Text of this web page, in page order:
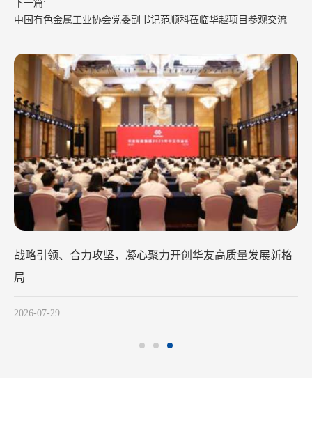
上一篇:
载誉启新程 奋进十五五 | 桐乡市三级干部大会上，华友钴业摘得多
项荣誉！
下一篇:
中国有色金属工业协会党委副书记范顺科莅临华越项目参观交流